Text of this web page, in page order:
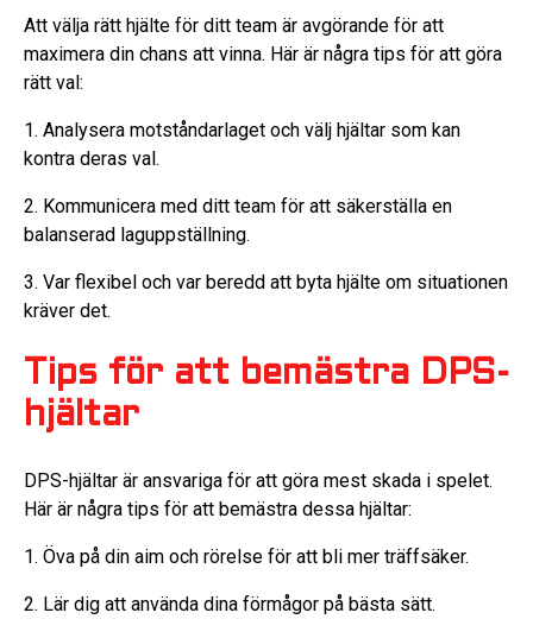
Att välja rätt hjälte för ditt team är avgörande för att
maximera din chans att vinna. Här är några tips för att göra
rätt val:
1. Analysera motståndarlaget och välj hjältar som kan
kontra deras val.
2. Kommunicera med ditt team för att säkerställa en
balanserad laguppställning.
3. Var flexibel och var beredd att byta hjälte om situationen
kräver det.
Tips för att bemästra DPS-
hjältar
DPS-hjältar är ansvariga för att göra mest skada i spelet.
Här är några tips för att bemästra dessa hjältar:
1. Öva på din aim och rörelse för att bli mer träffsäker.
2. Lär dig att använda dina förmågor på bästa sätt.